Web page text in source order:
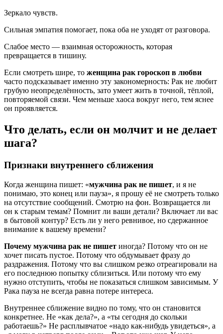
Зеркало чувств.
Сильная эмпатия помогает, пока оба не уходят от разговора.
Слабое место — взаимная осторожность, которая
превращается в тишину.
Если смотреть шире, то женщина рак гороскоп в любви
часто подсказывает именно эту закономерность: Рак не любит
грубую неопределённость, зато умеет жить в точной, тёплой,
повторяемой связи. Чем меньше хаоса вокруг него, тем яснее
он проявляется.
Что делать, если он молчит и не делает
шага?
Признаки внутреннего сближения
Когда женщина пишет: «мужчина рак не пишет, и я не
понимаю, это конец или пауза», я прошу её не смотреть только
на отсутствие сообщений. Смотрю на фон. Возвращается ли
он к старым темам? Помнит ли ваши детали? Включает ли вас
в бытовой контур? Есть ли у него ревнивое, но сдержанное
внимание к вашему времени?
Почему мужчина рак не пишет иногда? Потому что он не
хочет писать пустое. Потому что обдумывает фразу до
раздражения. Потому что вы слишком резко отреагировали на
его последнюю попытку сблизиться. Или потому что ему
нужно отступить, чтобы не показаться слишком зависимым. У
Рака пауза не всегда равна потере интереса.
Внутреннее сближение видно по тому, что он становится
конкретнее. Не «как дела?», а «ты сегодня до скольки
работаешь?» Не расплывчатое «надо как-нибудь увидеться», а